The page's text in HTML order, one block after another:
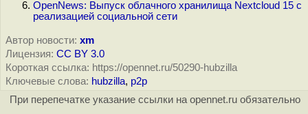
OpenNews: Выпуск облачного хранилища Nextcloud 15 с
реализацией социальной сети
Автор новости: xm
Лицензия: CC BY 3.0
Короткая ссылка: https://opennet.ru/50290-hubzilla
Ключевые слова: hubzilla, p2p
При перепечатке указание ссылки на opennet.ru обязательно